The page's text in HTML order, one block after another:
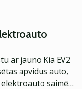
periodā.
ar jauno Kia EV2
apvidus auto,
saimē